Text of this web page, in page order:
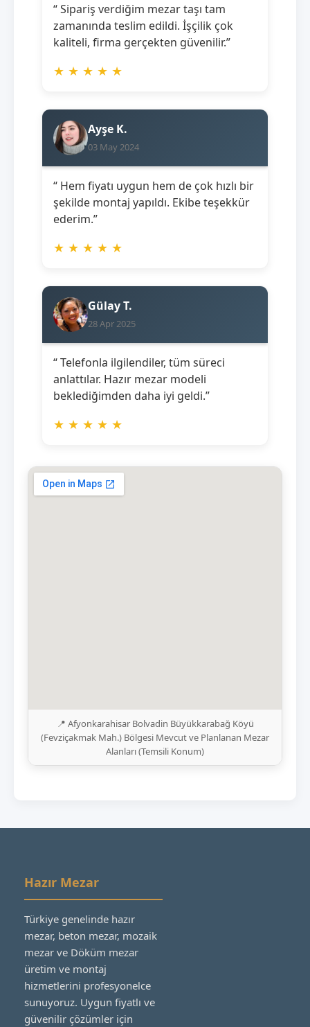
“ Sipariş verdiğim mezar taşı tam
zamanında teslim edildi. İşçilik çok
kaliteli, firma gerçekten güvenilir.”
★ ★ ★ ★ ★
Ayşe K.
03 May 2024
“ Hem fiyatı uygun hem de çok hızlı bir
şekilde montaj yapıldı. Ekibe teşekkür
ederim.”
★ ★ ★ ★ ★
Gülay T.
28 Apr 2025
“ Telefonla ilgilendiler, tüm süreci
anlattılar. Hazır mezar modeli
beklediğimden daha iyi geldi.”
★ ★ ★ ★ ★
📍 Afyonkarahisar Bolvadin Büyükkarabağ Köyü
(Fevziçakmak Mah.) Bölgesi Mevcut ve Planlanan Mezar
Alanları (Temsili Konum)
Hazır Mezar
Türkiye genelinde hazır
mezar, beton mezar, mozaik
mezar ve Döküm mezar
üretim ve montaj
hizmetlerini profesyonelce
sunuyoruz. Uygun fiyatlı ve
güvenilir çözümler için